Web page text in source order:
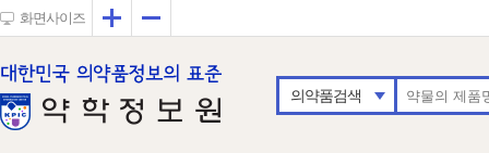
화면사이즈 확대
의약품검색